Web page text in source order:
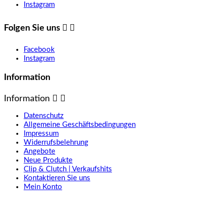
Instagram
Folgen Sie uns  
Facebook
Instagram
Information
Information  
Datenschutz
Allgemeine Geschäftsbedingungen
Impressum
Widerrufsbelehrung
Angebote
Neue Produkte
Clip & Clutch | Verkaufshits
Kontaktieren Sie uns
Mein Konto